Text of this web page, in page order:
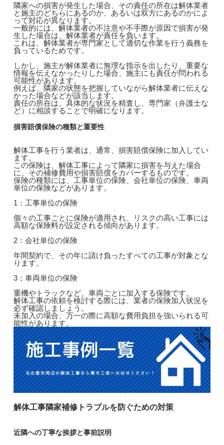
隣家への損害が発生した場合、その責任の所在は解体業者
と施主のどちらにあるのか、あるいは双方にあるのかによ
って対応が異なります。
一般的には、解体業者の不注意や不手際が原因で損害が発
生した場合は、解体業者が責任を負います。
これは、解体業者が専門家として適切な作業を行う義務を
負っているためです。
しかし、施主が解体業者に無理な指示を出したり、重要な
情報を伝えなかったりした場合、施主にも責任が問われる
可能性があります。
例えば、隣家の状態を把握していながら解体業者に伝えな
かった場合などが該当します。
責任の所在は、具体的な状況を精査し、専門家（弁護士な
ど）に相談することで明確になります。
損害賠償保険の種類と重要性
解体工事を行う業者は、通常、損害賠償保険に加入してい
ます。
この保険は、解体工事によって隣家に損害を与えた場合
に、その補修費用や損害賠償をカバーするものです。
保険の種類には、工事単位の保険、会社単位の保険、車両
単位の保険などがあります。
1：工事単位の保険
個々の工事ごとに保険が適用され、リスクの高い工事には
高額な保険料が設定される傾向があります。
2：会社単位の保険
年間契約で、その年に請け負ったすべての工事が対象とな
ります。
3；車両単位の保険
重機やトラックなど、車両ごとに加入する保険です。
解体工事の依頼を検討する際には、業者の保険加入状況を
必ず確認しましょう。
未加入の場合、万一の際に高額な費用負担を強いられる可
能性があります。
解体工事隣家補修トラブルを防ぐための対策
近隣への丁寧な挨拶と事前説明